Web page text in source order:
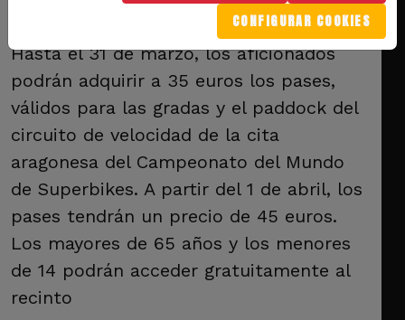
Hasta el 31 de marzo, los aficionados
podrán adquirir a 35 euros los pases,
válidos para las gradas y el paddock del
circuito de velocidad de la cita
aragonesa del Campeonato del Mundo
de Superbikes. A partir del 1 de abril, los
pases tendrán un precio de 45 euros.
Los mayores de 65 años y los menores
de 14 podrán acceder gratuitamente al
recinto
CONFIGURAR COOKIES